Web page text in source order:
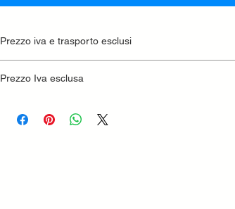
Prezzo iva e trasporto esclusi
Prezzo Iva esclusa